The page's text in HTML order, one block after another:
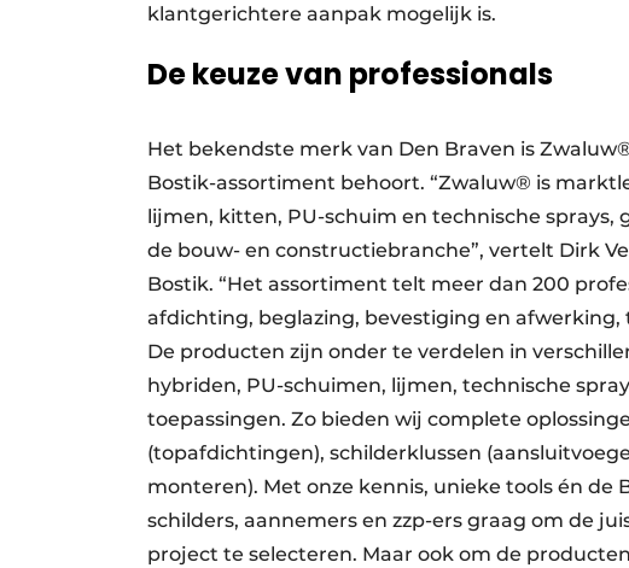
klantgerichtere aanpak mogelijk is.
De keuze van professionals
Het bekendste merk van Den Braven is
Bostik-assortiment behoort. “Zwaluw® is
lijmen, kitten, PU-schuim en technische
de bouw- en constructiebranche”, vertelt Dirk
Bostik. “Het assortiment telt meer dan 200
afdichting, beglazing, bevestiging en
De producten zijn onder te verdelen in
hybriden, PU-schuimen, lijmen, technische
toepassingen. Zo bieden wij complete
(topafdichtingen), schilderklussen
monteren). Met onze kennis, unieke tools én de
schilders, aannemers en zzp-ers graag om de
project te selecteren. Maar ook om de